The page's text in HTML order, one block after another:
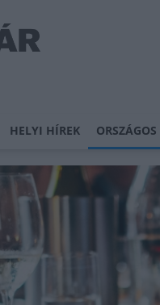
HELYI HÍREK